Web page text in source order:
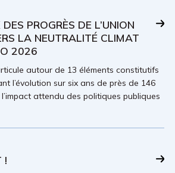
PROGRÈS DE L’UNION
LA NEUTRALITÉ CLIMAT
2026
autour de 13 éléments constitutifs
l’évolution sur six ans de près de 146
attendu des politiques publiques
!